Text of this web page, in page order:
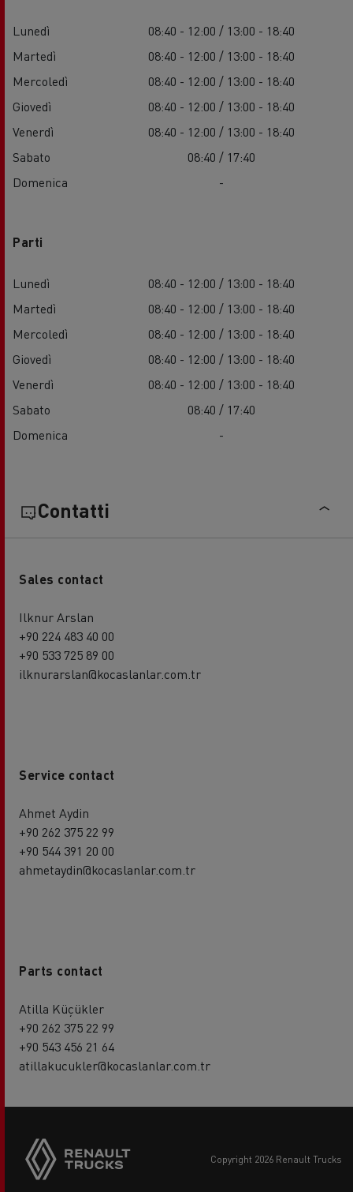
Lunedì
08:40 - 12:00 / 13:00 - 18:40
Martedì
08:40 - 12:00 / 13:00 - 18:40
Mercoledì
08:40 - 12:00 / 13:00 - 18:40
Giovedì
08:40 - 12:00 / 13:00 - 18:40
Venerdì
08:40 - 12:00 / 13:00 - 18:40
Sabato
08:40 / 17:40
Domenica
-
Parti
Lunedì
08:40 - 12:00 / 13:00 - 18:40
Martedì
08:40 - 12:00 / 13:00 - 18:40
Mercoledì
08:40 - 12:00 / 13:00 - 18:40
Giovedì
08:40 - 12:00 / 13:00 - 18:40
Venerdì
08:40 - 12:00 / 13:00 - 18:40
Sabato
08:40 / 17:40
Domenica
-
Contatti
Sales contact
Ilknur Arslan
+90 224 483 40 00
+90 533 725 89 00
ilknurarslan@kocaslanlar.com.tr
Service contact
Ahmet Aydin
+90 262 375 22 99
+90 544 391 20 00
ahmetaydin@kocaslanlar.com.tr
Parts contact
Atilla Küçükler
+90 262 375 22 99
+90 543 456 21 64
atillakucukler@kocaslanlar.com.tr
copyright 2026 Renault Trucks